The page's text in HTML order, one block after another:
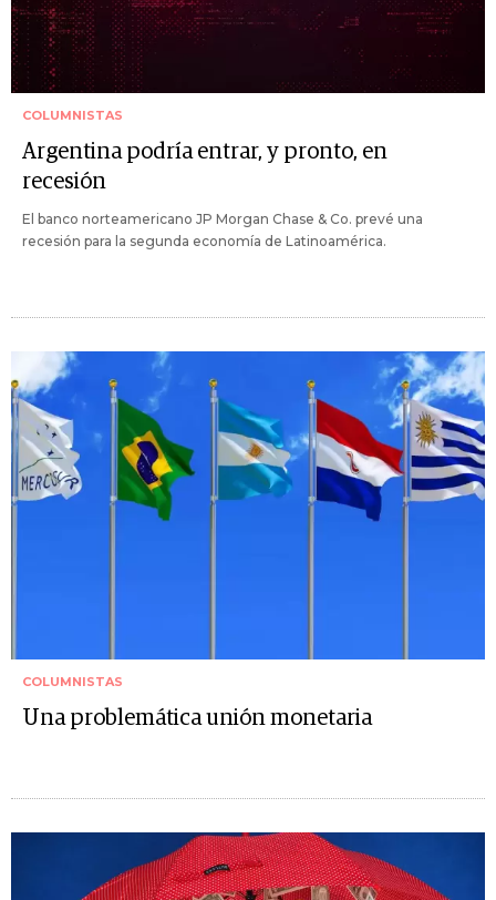
COLUMNISTAS
Argentina podría entrar, y pronto, en
recesión
El banco norteamericano JP Morgan Chase & Co. prevé una
recesión para la segunda economía de Latinoamérica.
COLUMNISTAS
Una problemática unión monetaria